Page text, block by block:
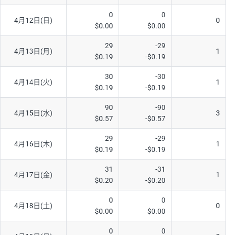
※ハンガリーフォリント/円と南アフリカランド/円とメキシコペ
ソ/円は10万通貨単位。
4月12日(日)
0
$0.00
0
$0.00
0
4月13日(月)
29
$0.19
-29
-$0.19
1
4月14日(火)
30
$0.19
-30
-$0.19
1
4月15日(水)
90
$0.57
-90
-$0.57
3
4月16日(木)
29
$0.19
-29
-$0.19
1
4月17日(金)
31
$0.20
-31
-$0.20
1
4月18日(土)
0
$0.00
0
$0.00
0
0 0